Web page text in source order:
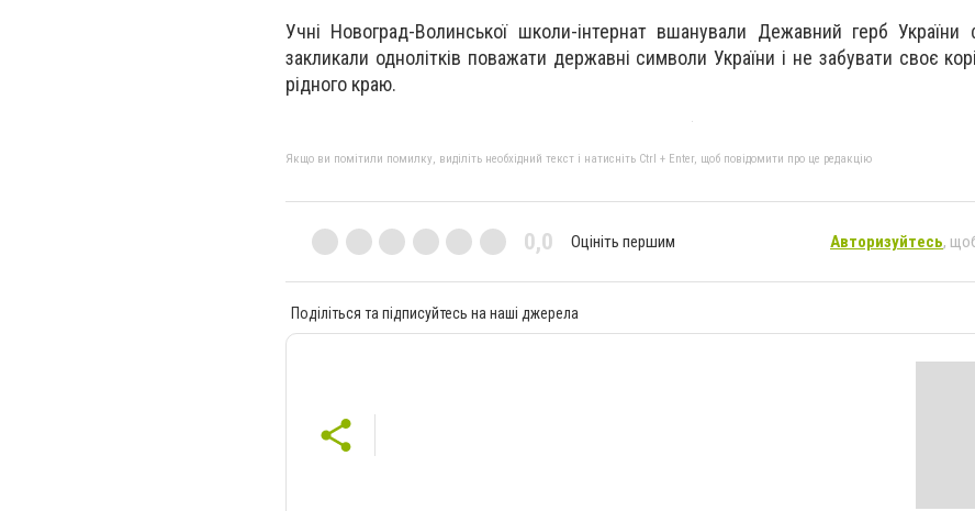
Учні Новоград-Волинської школи-інтернат вшанували Дежавний герб
закликали однолітків поважати державні символи України і не забувати своє
рідного краю.
Якщо ви помітили помилку, виділіть необхідний текст і натисніть Ctrl + Enter, щоб повідомити про це редакцію
0,0 Оцініть першим Авторизуйтесь,
Поділіться та підписуйтесь на наші джерела